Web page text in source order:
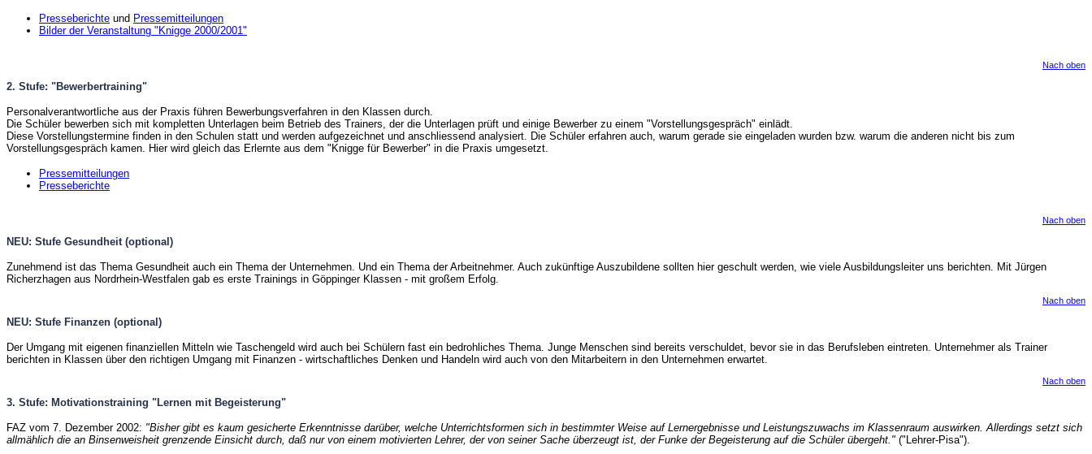
Presseberichte und Pressemitteilungen
Bilder der Veranstaltung "Knigge 2000/2001"
Nach oben
2. Stufe: "Bewerbertraining"
Personalverantwortliche aus der Praxis führen Bewerbungsverfahren in den Klassen durch.
Die Schüler bewerben sich mit kompletten Unterlagen beim Betrieb des Trainers, der die Unterlagen prüft und einige Bewerber zu einem "Vorstellungsgespräch" einlädt.
Diese Vorstellungstermine finden in den Schulen statt und werden aufgezeichnet und anschliessend analysiert. Die Schüler erfahren auch, warum gerade sie eingeladen wurden bzw. warum die anderen nicht bis zum
Vorstellungsgespräch kamen. Hier wird gleich das Erlernte aus dem "Knigge für Bewerber" in die Praxis umgesetzt.
Pressemitteilungen
Presseberichte
Nach oben
NEU: Stufe Gesundheit (optional)
Zunehmend ist das Thema Gesundheit auch ein Thema der Unternehmen. Und ein Thema der Arbeitnehmer. Auch zukünftige Auszubildene sollten hier geschult werden, wie viele Ausbildungsleiter uns berichten. Mit Jürgen
Richerzhagen aus Nordrhein-Westfalen gab es erste Trainings in Göppinger Klassen - mit großem Erfolg.
Nach oben
NEU: Stufe Finanzen (optional)
Der Umgang mit eigenen finanziellen Mitteln wie Taschengeld wird auch bei Schülern fast ein bedrohliches Thema. Junge Menschen sind bereits verschuldet, bevor sie in das Berufsleben eintreten. Unternehmer als Trainer
berichten in Klassen über den richtigen Umgang mit Finanzen - wirtschaftliches Denken und Handeln wird auch von den Mitarbeitern in den Unternehmen erwartet.
Nach oben
3. Stufe: Motivationstraining "Lernen mit Begeisterung"
FAZ vom 7. Dezember 2002: "Bisher gibt es kaum gesicherte Erkenntnisse darüber, welche Unterrichtsformen sich in bestimmter Weise auf Lernergebnisse und Leistungszuwachs im Klassenraum auswirken. Allerdings setzt sich
allmählich die an Binsenweisheit grenzende Einsicht durch, daß nur von einem motivierten Lehrer, der von seiner Sache überzeugt ist, der Funke der Begeisterung auf die Schüler übergeht." ("Lehrer-Pisa").